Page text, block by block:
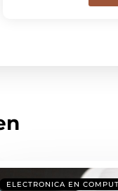
ELECTRONICA EN